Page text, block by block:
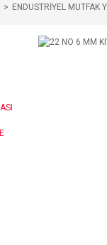
ENDUSTRİYEL MUTFAK